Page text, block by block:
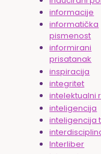
informacije
informatička
pismenost
informirani
prisatanak
inspiracija
integritet
intelektualni
inteligencija
inteligencija
Interliber